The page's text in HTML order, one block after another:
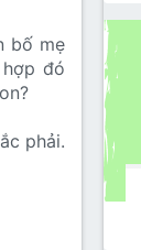
bố mẹ
đó
phải.